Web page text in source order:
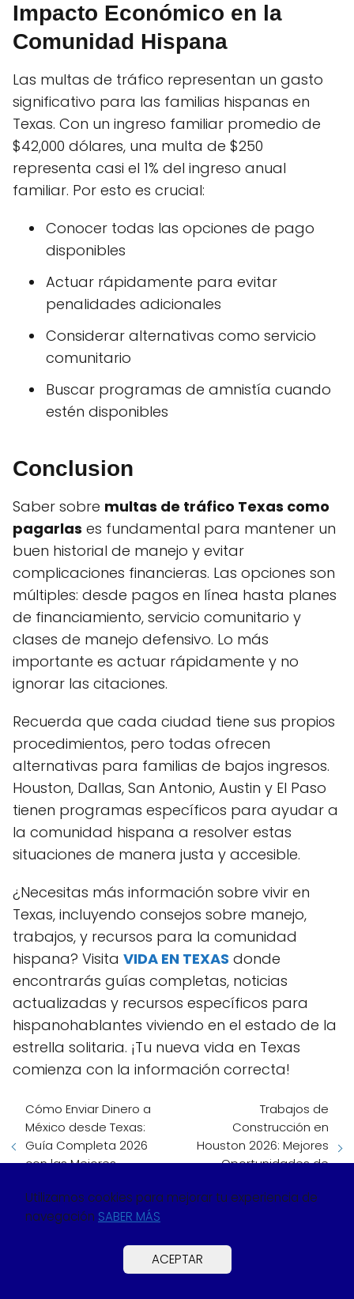
Impacto Económico en la
Comunidad Hispana
Las multas de tráfico representan un gasto
significativo para las familias hispanas en
Texas. Con un ingreso familiar promedio de
$42,000 dólares, una multa de $250
representa casi el 1% del ingreso anual
familiar. Por esto es crucial:
Conocer todas las opciones de pago
disponibles
Actuar rápidamente para evitar
penalidades adicionales
Considerar alternativas como servicio
comunitario
Buscar programas de amnistía cuando
estén disponibles
Conclusion
Saber sobre multas de tráfico Texas como
pagarlas es fundamental para mantener un
buen historial de manejo y evitar
complicaciones financieras. Las opciones son
múltiples: desde pagos en línea hasta planes
de financiamiento, servicio comunitario y
clases de manejo defensivo. Lo más
importante es actuar rápidamente y no
ignorar las citaciones.
Recuerda que cada ciudad tiene sus propios
procedimientos, pero todas ofrecen
alternativas para familias de bajos ingresos.
Houston, Dallas, San Antonio, Austin y El Paso
tienen programas específicos para ayudar a
la comunidad hispana a resolver estas
situaciones de manera justa y accesible.
¿Necesitas más información sobre vivir en
Texas, incluyendo consejos sobre manejo,
trabajos, y recursos para la comunidad
hispana? Visita VIDA EN TEXAS donde
encontrarás guías completas, noticias
actualizadas y recursos específicos para
hispanohablantes viviendo en el estado de la
estrella solitaria. ¡Tu nueva vida en Texas
comienza con la información correcta!
Cómo Enviar Dinero a
México desde Texas:
Guía Completa 2026
con las Mejores
Trabajos de
Construcción en
Houston 2026: Mejores
Oportunidades de
CONTENIDO SUGERIDO
Utilizamos cookies para mejorar tu experiencia de
navegación SABER MÁS
ACEPTAR